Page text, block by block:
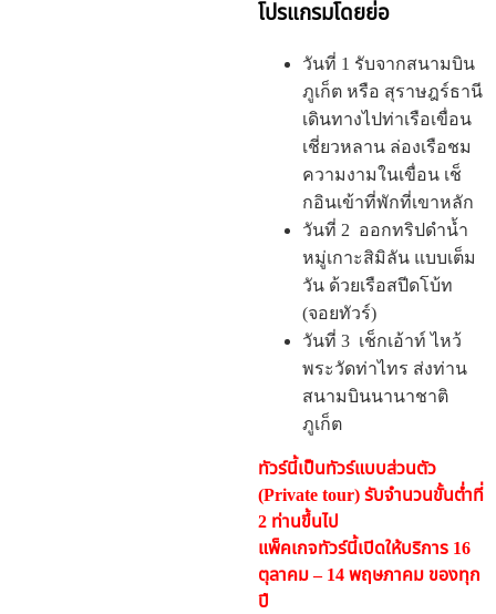
โปรแกรมโดยย่อ
วันที่ 1 รับจากสนามบิน
ภูเก็ต หรือ สุราษฎร์ธานี
เดินทางไปท่าเรือเขื่อน
เชี่ยวหลาน ล่องเรือชม
ความงามในเขื่อน เช็
กอินเข้าที่พักที่เขาหลัก
วันที่ 2 ออกทริปดำน้ำ
หมู่เกาะสิมิลัน แบบเต็ม
วัน ด้วยเรือสปีดโบ้ท
(จอยทัวร์)
วันที่ 3 เช็กเอ้าท์ ไหว้
พระวัดท่าไทร ส่งท่าน
สนามบินนานาชาติ
ภูเก็ต
ทัวร์นี้เป็นทัวร์แบบส่วนตัว
(Private tour) รับจำนวนขั้นต่ำที่
2 ท่านขึ้นไป
แพ็คเกจทัวร์นี้เปิดให้บริการ 16
ตุลาคม – 14 พฤษภาคม ของทุก
ปี